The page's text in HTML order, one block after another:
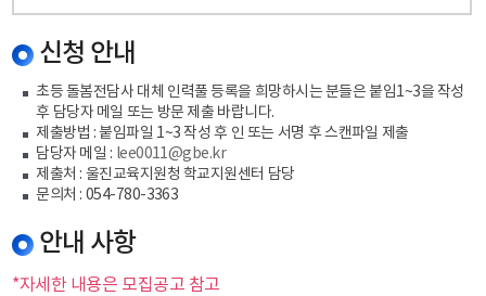
신청 안내
초등 돌봄전담사 대체 인력풀 등록을 희망하시는 분들은 붙임1~3을 작성
후 담당자 메일 또는 방문 제출 바랍니다.
제출방법 : 붙임파일 1~3 작성 후 인 또는 서명 후 스캔파일 제출
담당자 메일 : lee0011@gbe.kr
제출처 : 울진교육지원청 학교지원센터 담당
문의처 : 054-780-3363
안내 사항
*자세한 내용은 모집공고 참고